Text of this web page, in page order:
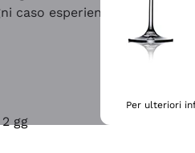
caso esperienza buona e lo
gg
Per ulteriori